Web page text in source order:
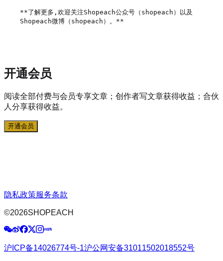
**了解更多,欢迎关注Shopeach公众号（shopeach）以及
Shopeach微博（shopeach）。**
开通会员
阅读全部付费与会员专享文章；创作者写文章获得收益；合伙
人分享获得收益。
开通会员
隐私政策服务条款
©2026SHOPEACH
沪ICP备14026774号-1沪公网安备31011502018552号